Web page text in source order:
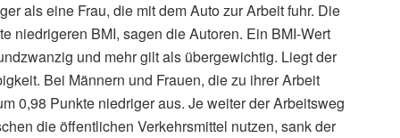
als eine Frau, die mit dem Auto zur Arbeit fuhr. Die
niedrigeren BMI, sagen die Autoren. Ein BMI-Wert
und mehr gilt als übergewichtig. Liegt der
Bei Männern und Frauen, die zu ihrer Arbeit
0,98 Punkte niedriger aus. Je weiter der Arbeitsweg
die öffentlichen Verkehrsmittel nutzen, sank der